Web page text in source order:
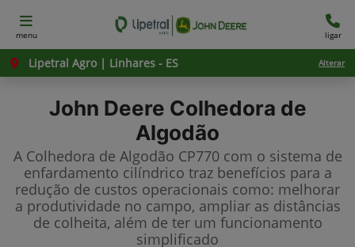
menu ligar
Lipetral Agro | Linhares - ES Alterar
John Deere Colhedora de
Algodão
A Colhedora de Algodão CP770 com o sistema de
enfardamento cilíndrico traz benefícios para a
redução de custos operacionais como: melhorar
a produtividade no campo, ampliar as distâncias
de colheita, além de ter um funcionamento
simplificado